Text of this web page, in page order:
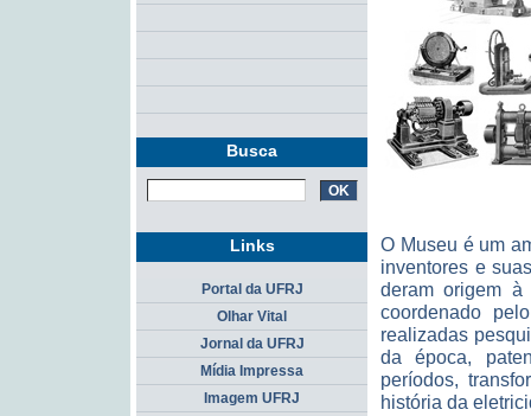
O Museu é um
inventores e
deram origem à
coordenado
realizadas
da época,
períodos,
história da
Busca
Links
Portal da UFRJ
Olhar Vital
Jornal da UFRJ
Mídia Impressa
Imagem UFRJ